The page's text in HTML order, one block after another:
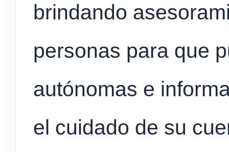
brindando
personas para que
autónomas e
el cuidado de su